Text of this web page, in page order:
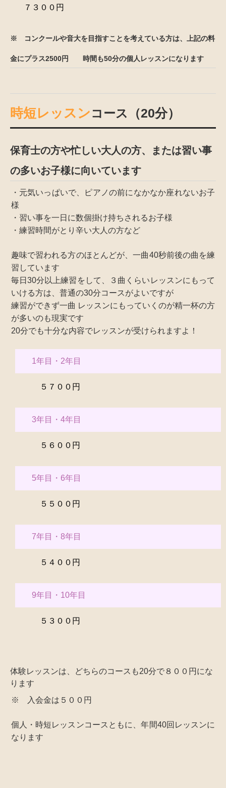
７３００円
※ コンクールや音大を目指すことを考えている方は、上記の料
金にプラス2500円 時間も50分の個人レッスンになります
時短レッスンコース （20分）
保育士の方や忙しい大人の方、または習い事
の多いお子様に向いています
・元気いっぱいで、ピアノの前になかなか座れないお子
様
・習い事を一日に数個掛け持ちされるお子様
・練習時間がとり辛い大人の方など
趣味で習われる方のほとんどが、一曲40秒前後の曲を練
習しています
毎日30分以上練習をして、３曲くらいレッスンにもって
いける方は、普通の30分コースがよいですが
練習ができず一曲 レッスンにもっていくのが精一杯の方
が多いのも現実です
20分でも十分な内容でレッスンが受けられますよ！
1年目・2年目
５７００円
3年目・4年目
５６００円
5年目・6年目
５５００円
7年目・8年目
５４００円
9年目・10年目
５３００円
体験レッスンは、どちらのコースも20分で８００円にな
ります
※ 入会金は５００円
個人・時短レッスンコースともに、年間40回レッスンに
なります